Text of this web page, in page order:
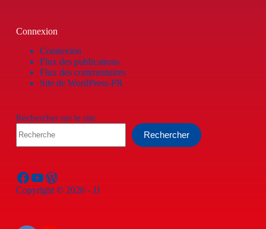
Connexion
Connexion
Flux des publications
Flux des commentaires
Site de WordPress-FR
Rechercher sur le site
Rechercher
Facebook
YouTube
WordPress
Copyright © 2026 - JJ